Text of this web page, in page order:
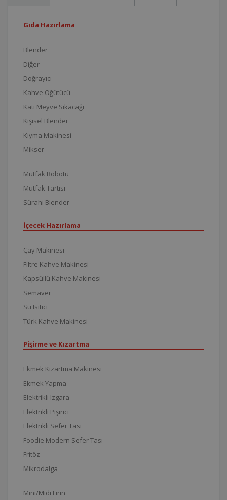
Gıda Hazırlama
Blender
Diğer
Doğrayıcı
Kahve Öğütücü
Katı Meyve Sıkacağı
Kişisel Blender
Kıyma Makinesi
Mikser
Mutfak Robotu
Mutfak Tartısı
Sürahi Blender
İçecek Hazırlama
Çay Makinesi
Filtre Kahve Makinesi
Kapsüllü Kahve Makinesi
Semaver
Su Isıtıcı
Türk Kahve Makinesi
Pişirme ve Kızartma
Ekmek Kızartma Makinesi
Ekmek Yapma
Elektrikli Izgara
Elektrikli Pişirici
Elektrikli Sefer Tası
Foodie Modern Sefer Tası
Fritöz
Mikrodalga
Mini/Midi Fırın